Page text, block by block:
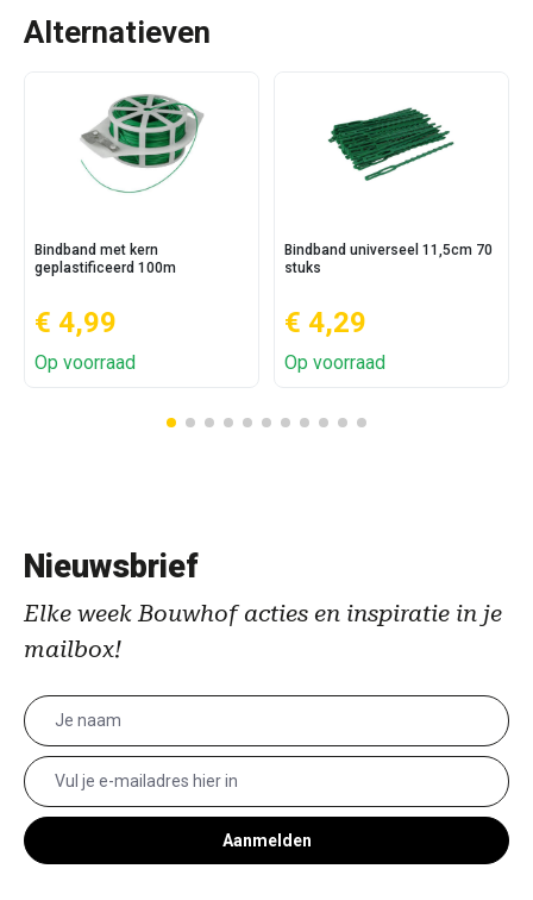
Alternatieven
Bindband met kern
geplastificeerd 100m
€ 4,99
Op voorraad
Bindband universeel 11,5cm 70
stuks
€ 4,29
Op voorraad
Nieuwsbrief
Elke week Bouwhof acties en inspiratie in je
mailbox!
Aanmelden